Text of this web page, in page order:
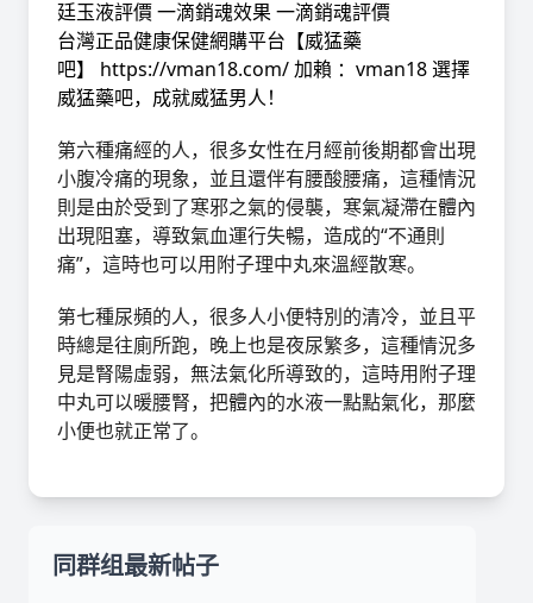
廷玉液評價一滴銷魂效果 一滴銷魂評價
台灣正品健康保健網購平台【威猛藥
吧】 https://vman18.com/加賴 ：vman18選擇
威猛藥吧，成就威猛男人！
第六種痛經的人，很多女性在月經前後期都會出現
小腹冷痛的現象，並且還伴有腰酸腰痛，這種情況
則是由於受到了寒邪之氣的侵襲，寒氣凝滯在體內
出現阻塞，導致氣血運行失暢，造成的“不通則
痛”，這時也可以用附子理中丸來溫經散寒。
第七種尿頻的人，很多人小便特別的清冷，並且平
時總是往廁所跑，晚上也是夜尿繁多，這種情況多
見是腎陽虛弱，無法氣化所導致的，這時用附子理
中丸可以暖腰腎，把體內的水液一點點氣化，那麼
小便也就正常了。
同群组最新帖子